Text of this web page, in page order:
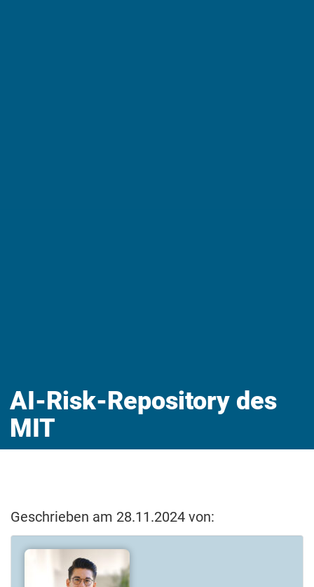
AI-Risk-Repository des
MIT
Geschrieben am 28.11.2024 von: